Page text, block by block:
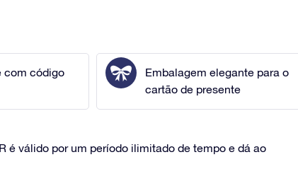
com código
Embalagem elegante para o
cartão de presente
é válido por um período ilimitado de tempo e dá ao